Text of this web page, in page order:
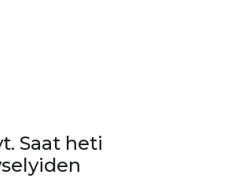
Saat heti